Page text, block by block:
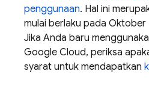
penggunaan. Hal ini
mulai berlaku pada Oktober
Jika Anda baru
Google Cloud, periksa
syarat untuk mendapatkan